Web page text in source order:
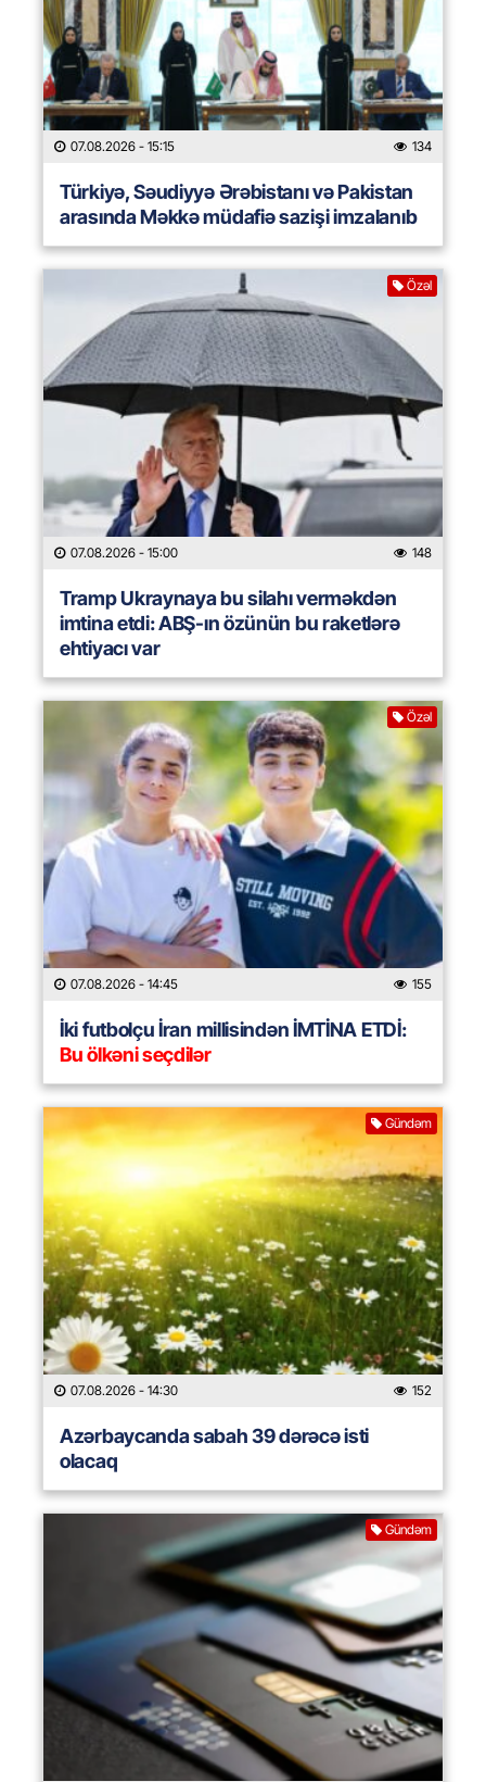
07.08.2026 - 15:15 134
Türkiyə, Səudiyyə Ərəbistanı və Pakistan
arasında Məkkə müdafiə sazişi imzalanıb
Özəl
07.08.2026 - 15:00 148
Tramp Ukraynaya bu silahı verməkdən
imtina etdi: ABŞ-ın özünün bu raketlərə
ehtiyacı var
Özəl
07.08.2026 - 14:45 155
İki futbolçu İran millisindən İMTİNA ETDİ:
Bu ölkəni seçdilər
Gündəm
07.08.2026 - 14:30 152
Azərbaycanda sabah 39 dərəcə isti
olacaq
Gündəm